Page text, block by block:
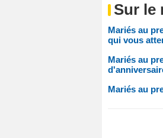
Sur le
Mariés au
qui vous
Mariés au
Mariés au